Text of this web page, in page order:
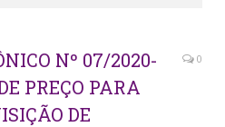
Nº 07/2020-
PREÇO PARA
DE
0